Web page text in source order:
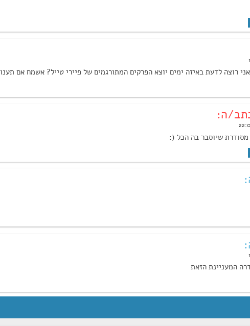
רוצה לדעת באיזה ימים יוצא הפרקים המתורגמים של פיירי טייל? אשמח אם תענו
שיוסבר בה הכל (:
המעניינת הזאת